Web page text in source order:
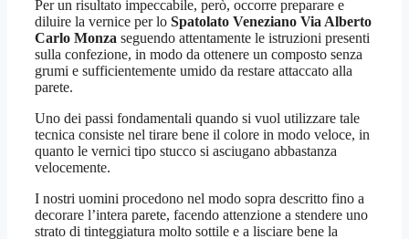
Per un risultato impeccabile, però, occorre preparare e
diluire la vernice per lo Spatolato Veneziano Via Alberto
Carlo Monza seguendo attentamente le istruzioni presenti
sulla confezione, in modo da ottenere un composto senza
grumi e sufficientemente umido da restare attaccato alla
parete.
Uno dei passi fondamentali quando si vuol utilizzare tale
tecnica consiste nel tirare bene il colore in modo veloce, in
quanto le vernici tipo stucco si asciugano abbastanza
velocemente.
I nostri uomini procedono nel modo sopra descritto fino a
decorare l’intera parete, facendo attenzione a stendere uno
strato di tinteggiatura molto sottile e a lisciare bene la